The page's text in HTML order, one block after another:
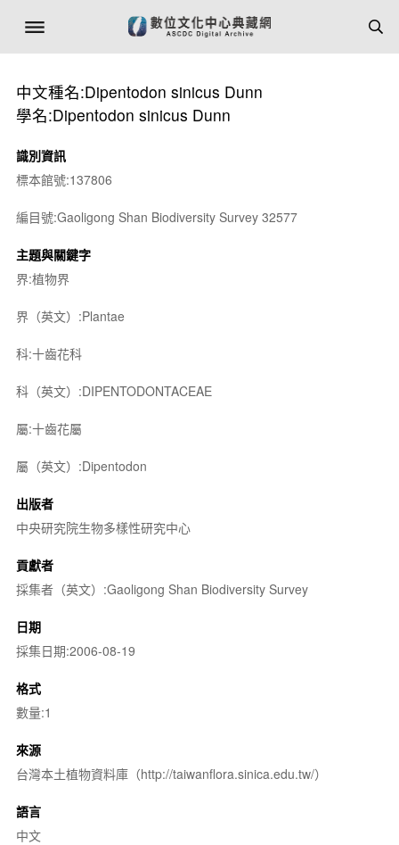
中文種名:Dipentodon sinicus Dunn
學名:Dipentodon sinicus Dunn
識別資訊
標本館號:137806
編目號:Gaoligong Shan Biodiversity Survey 32577
主題與關鍵字
界:植物界
界（英文）:Plantae
科:十齒花科
科（英文）:DIPENTODONTACEAE
屬:十齒花屬
屬（英文）:Dipentodon
出版者
中央研究院生物多樣性研究中心
貢獻者
採集者（英文）:Gaoligong Shan Biodiversity Survey
日期
採集日期:2006-08-19
格式
數量:1
來源
台灣本土植物資料庫（http://taiwanflora.sinica.edu.tw/）
語言
中文